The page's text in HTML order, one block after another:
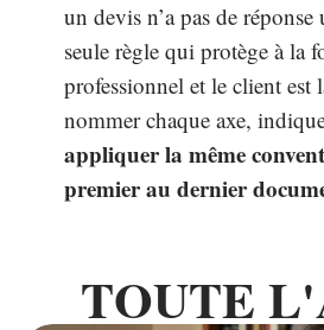
un devis n’a pas de
seule règle qui protège à la
professionnel et le client est
nommer chaque axe,
appliquer la même
premier au dernier
TOUTE